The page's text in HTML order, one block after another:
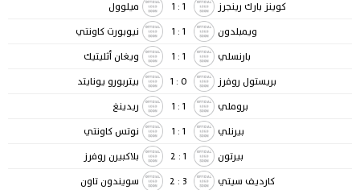
كوينز بارك رينجرز
1
:
1
ميلوول
ويمبلدون
1
:
1
نيوبورت كاونتي
بارنسلي
1
:
1
ويغان أثليتيك
بريستول روفرز
0
:
1
بيتربورو يونايتد
بروملي
1
:
1
ريدينغ
بيرنلي
1
:
1
نوتس كاونتي
بيرتون
1
:
2
بلاكبيرن روفرز
كارديف سيتي
3
:
2
سويندون تاون